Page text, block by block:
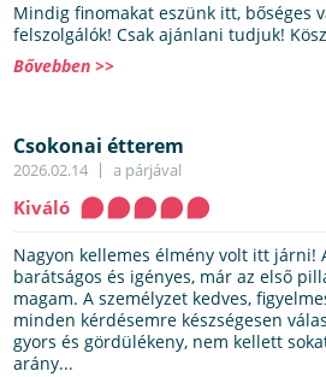
Mindig finomakat eszünk itt, bőséges
felszolgálók! Csak ajánlani tudjuk!
Bővebben >>
Csokonai étterem
2026.02.14 a párjával
Kiváló
Nagyon kellemes élmény volt itt járni!
barátságos és igényes, már az első
magam. A személyzet kedves,
minden kérdésemre készségesen
gyors és gördülékeny, nem kellett
arány...